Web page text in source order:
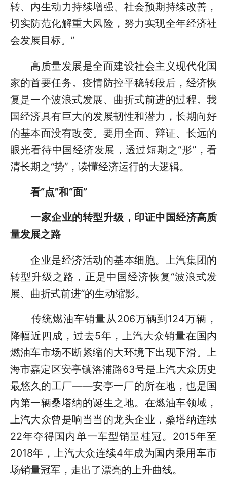
转、内生动力持续增强、社会预期持续改善，
切实防范化解重大风险，努力实现全年经济社
会发展目标。”
高质量发展是全面建设社会主义现代化国
家的首要任务。疫情防控平稳转段后，经济恢
复是一个波浪式发展、曲折式前进的过程。我
国经济具有巨大的发展韧性和潜力，长期向好
的基本面没有改变。要用全面、辩证、长远的
眼光看待中国经济发展，透过短期之“形”，看
清长期之“势”，读懂经济运行的大逻辑。
看“点”和“面”
一家企业的转型升级，印证中国经济高质
量发展之路
企业是经济活动的基本细胞。上汽集团的
转型升级之路，正是中国经济恢复“波浪式发
展、曲折式前进”的生动缩影。
传统燃油车销量从206万辆到124万辆，
降幅近四成，过去5年，上汽大众销量在国内
燃油车市场不断紧缩的大环境下出现下滑。上
海市嘉定区安亭镇洛浦路63号是上汽大众历史
最悠久的工厂——安亭一厂的所在地，也是国
内第一辆桑塔纳的诞生之地。在燃油车领域，
上汽大众曾是响当当的龙头企业，桑塔纳连续
22年夺得国内单一车型销量桂冠。2015年至
2018年，上汽大众连续4年成为国内乘用车市
场销量冠军，走出了漂亮的上升曲线。